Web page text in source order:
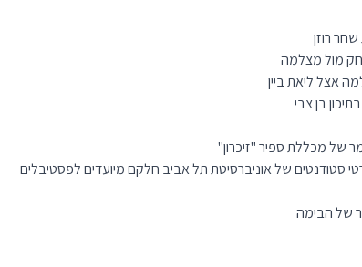
רוזן
מול מצלמה
אצל ליאת ביין
בן צבי
של מכללת ספיר "זיכרון"
סטודנטים של אוניברסיטת תל אביב חלקם מיועדים לפסטיבלים